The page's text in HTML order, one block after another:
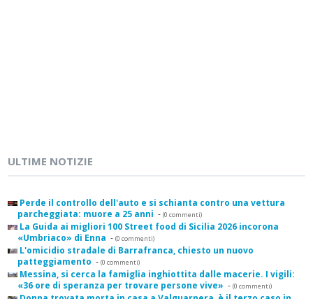
ULTIME NOTIZIE
Perde il controllo dell'auto e si schianta contro una vettura
parcheggiata: muore a 25 anni - (0 commenti)
La Guida ai migliori 100 Street food di Sicilia 2026 incorona
«Umbriaco» di Enna - (0 commenti)
L'omicidio stradale di Barrafranca, chiesto un nuovo
patteggiamento - (0 commenti)
Messina, si cerca la famiglia inghiottita dalle macerie. I vigili:
«36 ore di speranza per trovare persone vive» - (0 commenti)